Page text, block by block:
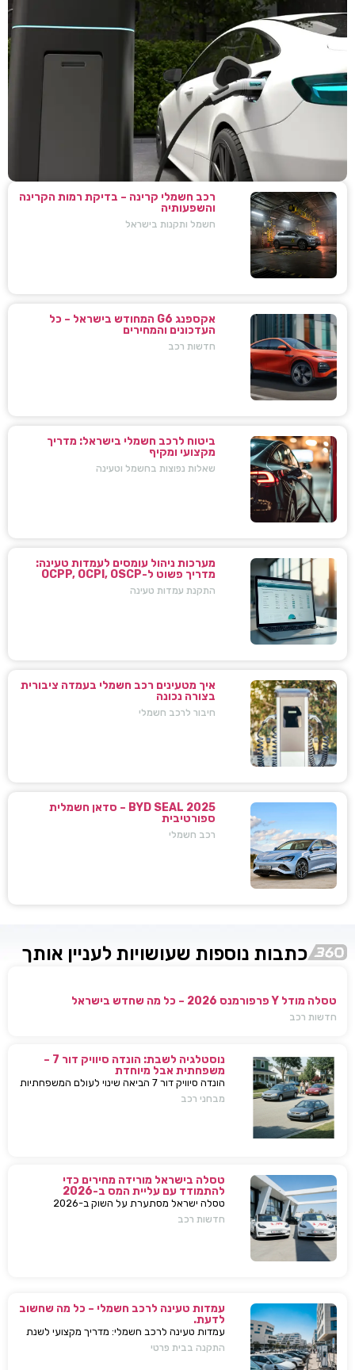
רכב חשמלי קרינה – בדיקת רמות הקרינה
והשפעותיה
חשמל ותקנות בישראל
אקספנג G6 המחודש בישראל – כל
העדכונים והמחירים
חדשות רכב
ביטוח לרכב חשמלי בישראל: מדריך
מקצועי ומקיף
שאלות נפוצות בחשמל וטעינה
מערכות ניהול עומסים לעמדות טעינה:
מדריך פשוט ל-OCPP, OCPI, OSCP
התקנת עמדות טעינה
איך מטעינים רכב חשמלי בעמדה ציבורית
בצורה נכונה
חיבור לרכב חשמלי
BYD SEAL 2025 – סדאן חשמלית
ספורטיבית
רכב חשמלי
כתבות נוספות שעושויות לעניין אותך
טסלה מודל Y פרפורמנס 2026 – כל מה שחדש בישראל
חדשות רכב
נוסטלגיה לשבת: הונדה סיוויק דור 7 –
משפחתית אבל מיוחדת
הונדה סיוויק דור 7 הביאה שינוי לעולם המשפחתיות
בישראל — כל מה שחשוב לדעת, מפרטים ועד
מבחני רכב
טסלה בישראל מורידה מחירים כדי
להתמודד עם עליית המס ב-2026
טסלה ישראל מסתערת על השוק ב-2026
ומבצעת הפחתות מחירים של עשרות אלפי שקלים
חדשות רכב
עמדות טעינה לרכב חשמלי – כל מה שחשוב
לדעת.
עמדות טעינה לרכב חשמלי: מדריך מקצועי לשנת
2025. בחירת עמדת טעינה, התקנה בבית או
התקנה בבית פרטי